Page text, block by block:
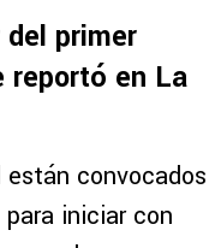
primer
reportó en La